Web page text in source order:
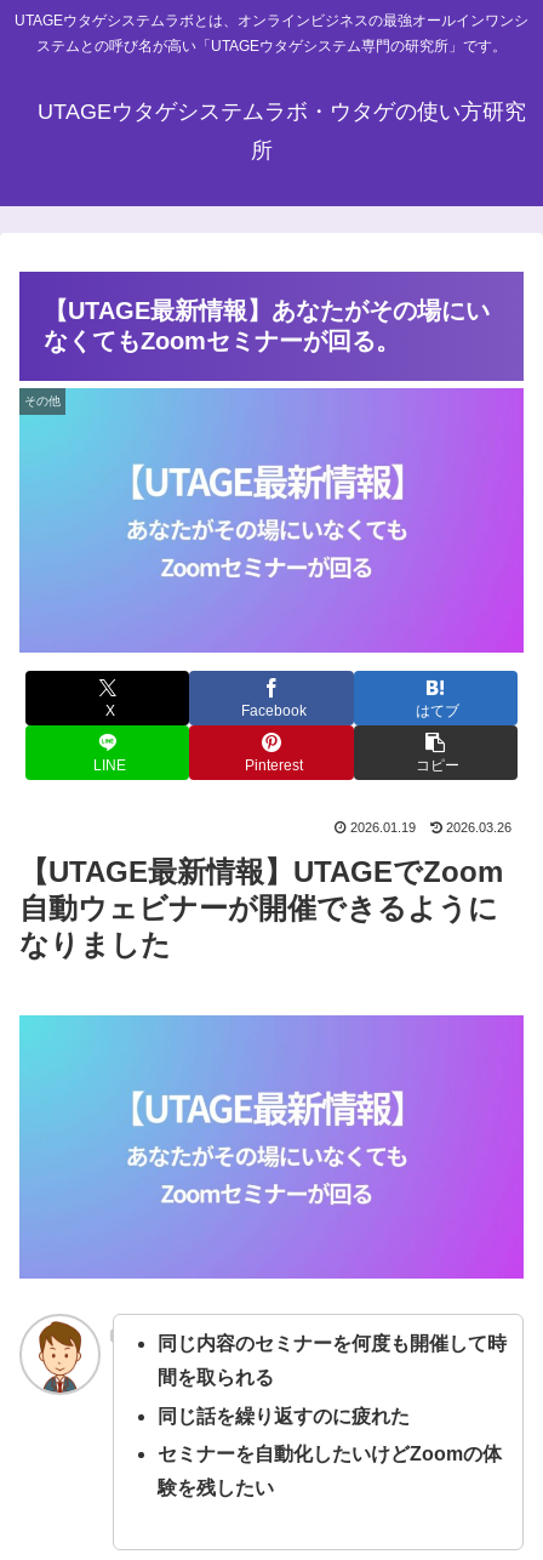
UTAGEウタゲシステムラボとは、オンラインビジネスの最強オールインワンシ
ステムとの呼び名が高い「UTAGEウタゲシステム専門の研究所」です。
UTAGEウタゲシステムラボ・ウタゲの使い方研究
所
【UTAGE最新情報】あなたがその場にい
なくてもZoomセミナーが回る。
その他
X Facebook はてブ
LINE Pinterest コピー
2026.01.19 2026.03.26
【UTAGE最新情報】UTAGEでZoom
自動ウェビナーが開催できるように
なりました
同じ内容のセミナーを何度も開催して時
間を取られる
同じ話を繰り返すのに疲れた
セミナーを自動化したいけどZoomの体
験を残したい